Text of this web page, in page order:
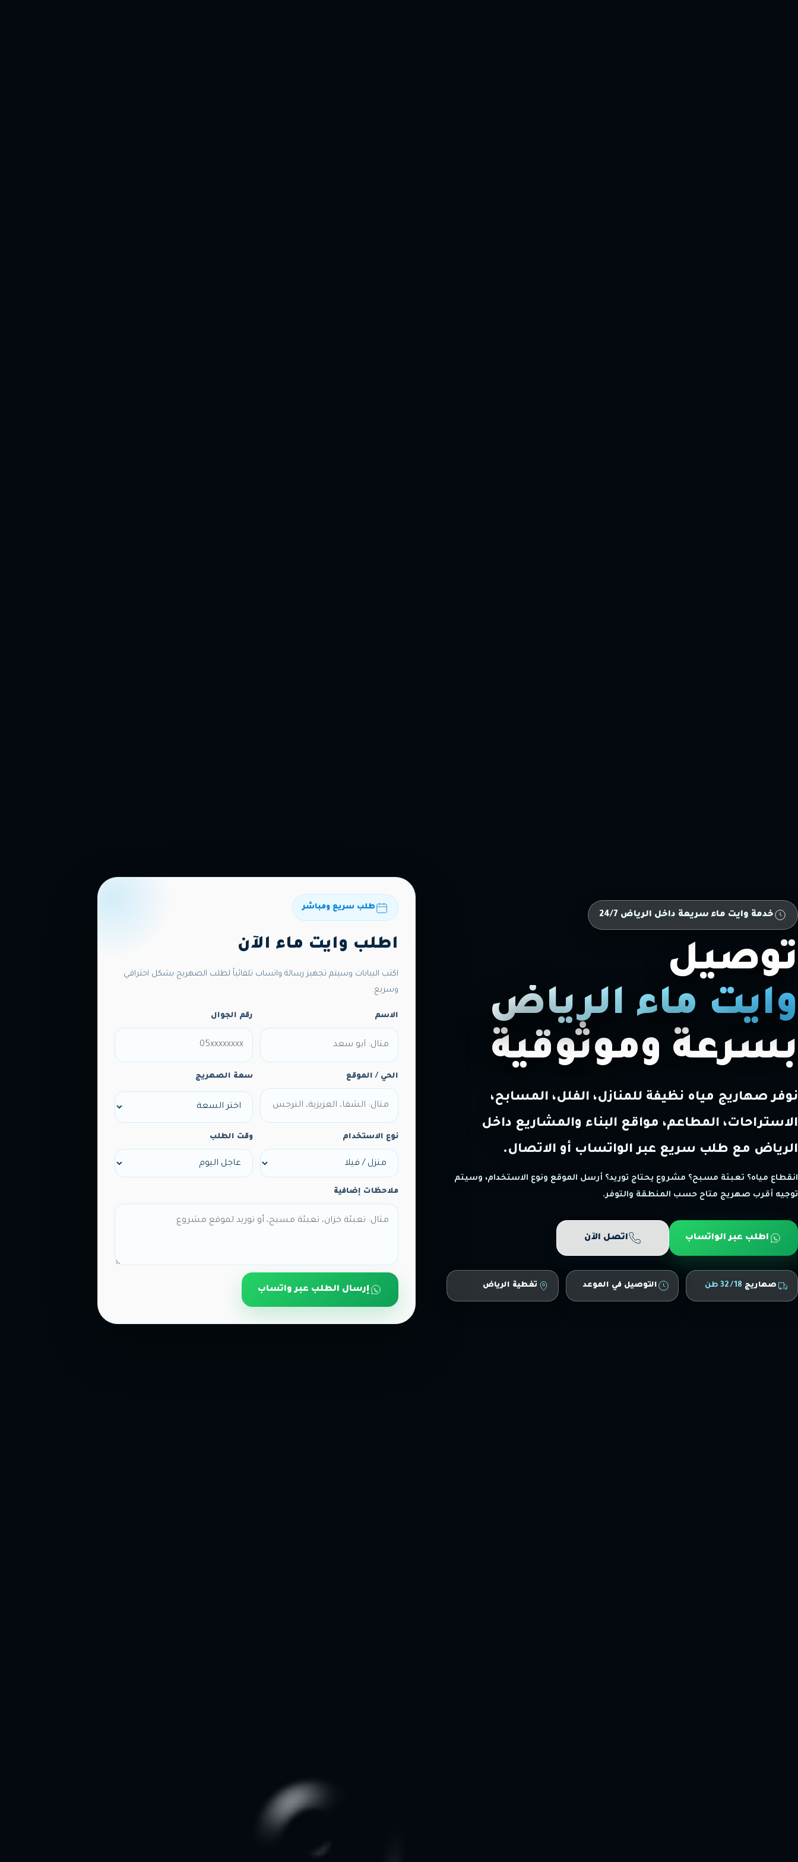
خدمة وايت ماء سريعة داخل الرياض 24/7
توصيل
وايت ماء الرياض
بسرعة وموثوقية
نوفر صهاريج مياه نظيفة للمنازل، الفلل، المسابح،
الاستراحات، المطاعم، مواقع البناء والمشاريع داخل
الرياض مع طلب سريع عبر الواتساب أو الاتصال.
انقطاع مياه؟ تعبئة مسبح؟ مشروع يحتاج توريد؟ أرسل الموقع ونوع الاستخدام، وسيتم
توجيه أقرب صهريج متاح حسب المنطقة والتوفر.
اطلب عبر الواتساب اتصل الآن
صهاريج 18 / 32 طن التوصيل في الموعد تغطية الرياض
طلب سريع ومباشر
اطلب وايت ماء الآن
اكتب البيانات وسيتم تجهيز رسالة واتساب تلقائياً لطلب الصهريج بشكل احترافي
وسريع.
الاسم رقم الجوال
الحي / الموقع سعة الصهريج
نوع الاستخدام وقت الطلب
ملاحظات إضافية
إرسال الطلب عبر واتساب